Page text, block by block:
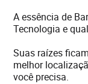
A essência de
Tecnologia e
Suas raízes
melhor
você precisa.